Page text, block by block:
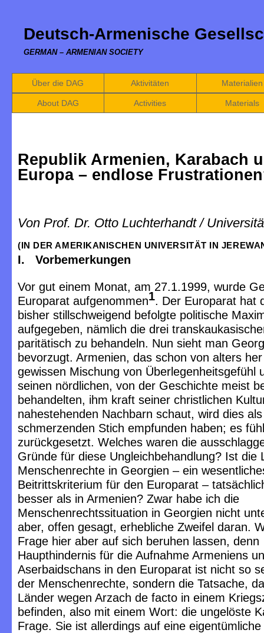
Deutsch-Armenische
GERMAN – ARMENIAN SOCIETY
Über die DAG Aktivitäten Materialien
About DAG Activities Materials
Republik Armenien, Karabach
Europa – endlose
Von Prof. Dr. Otto Luchterhandt /
(IN DER AMERIKANISCHEN UNIVERSITÄT IN
I. Vorbemerkungen
Vor gut einem Monat, am 27.1.1999, wurde
Europarat aufgenommen1. Der Europarat hat
bisher stillschweigend befolgte politische
aufgegeben, nämlich die drei
paritätisch zu behandeln. Nun sieht man
bevorzugt. Armenien, das schon von alters
gewissen Mischung von Überlegenheitsgefühl
seinen nördlichen, von der Geschichte meist
behandelten, ihm kraft seiner christlichen
nahestehenden Nachbarn schaut, wird dies
schmerzenden Stich empfunden haben; es
zurückgesetzt. Welches waren die
Gründe für diese Ungleichbehandlung? Ist die
Menschenrechte in Georgien – ein
Beitrittskriterium für den Europarat –
besser als in Armenien? Zwar habe ich die
Menschenrechtssituation in Georgien nicht
aber, offen gesagt, erhebliche Zweifel daran.
Frage hier aber auf sich beruhen lassen, denn
Haupthindernis für die Aufnahme Armeniens
Aserbaidschans in den Europarat ist nicht so
der Menschenrechte, sondern die Tatsache,
Länder wegen Arzach de facto in einem
befinden, also mit einem Wort: die ungelöste
Frage. Sie ist allerdings auf eine